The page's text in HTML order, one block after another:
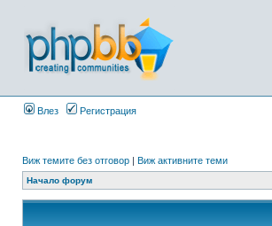
Влез Регистрация
Виж темите без отговор | Виж активните теми
Начало форум